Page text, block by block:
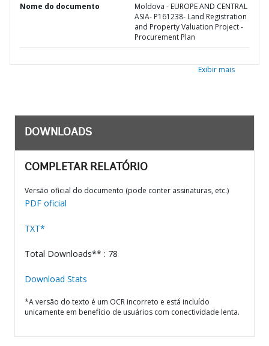
Nome do documento
Moldova - EUROPE AND CENTRAL
ASIA- P161238- Land Registration
and Property Valuation Project -
Procurement Plan
Exibir mais
DOWNLOADS
COMPLETAR RELATÓRIO
Versão oficial do documento (pode conter assinaturas, etc.)
PDF oficial
TXT*
Total Downloads** : 78
Download Stats
*A versão do texto é um OCR incorreto e está incluído
unicamente em benefício de usuários com conectividade lenta.